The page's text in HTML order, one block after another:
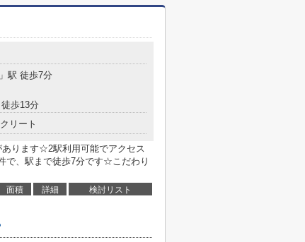
」駅 徒歩7分
徒歩13分
リート
ります☆2駅利用可能でアクセス
で、駅まで徒歩7分です☆こだわり
面積 詳細 検討リスト